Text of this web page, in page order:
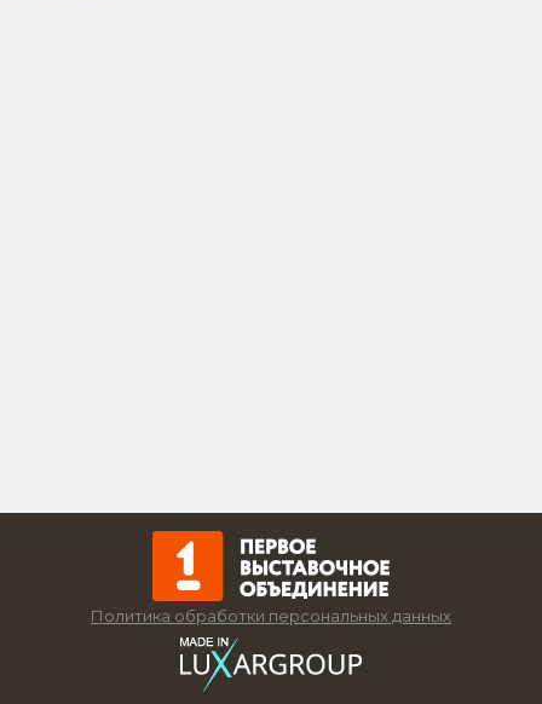
Политика обработки персональных данных